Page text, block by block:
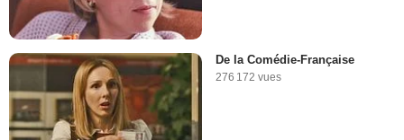
De la Comédie-Française
276 172 vues